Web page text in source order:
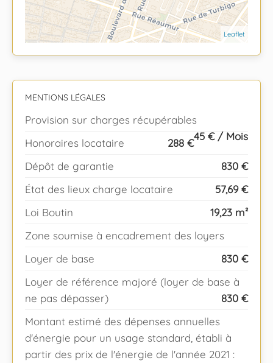
Leaflet
MENTIONS LÉGALES
Provision sur charges récupérables
45 € / Mois
Honoraires locataire
288 €
Dépôt de garantie
830 €
État des lieux charge locataire
57,69 €
Loi Boutin
19,23 m²
Zone soumise à encadrement des loyers
Loyer de base
830 €
Loyer de référence majoré (loyer de base à
ne pas dépasser)
830 €
Montant estimé des dépenses annuelles
d'énergie pour un usage standard, établi à
partir des prix de l'énergie de l'année 2021 :